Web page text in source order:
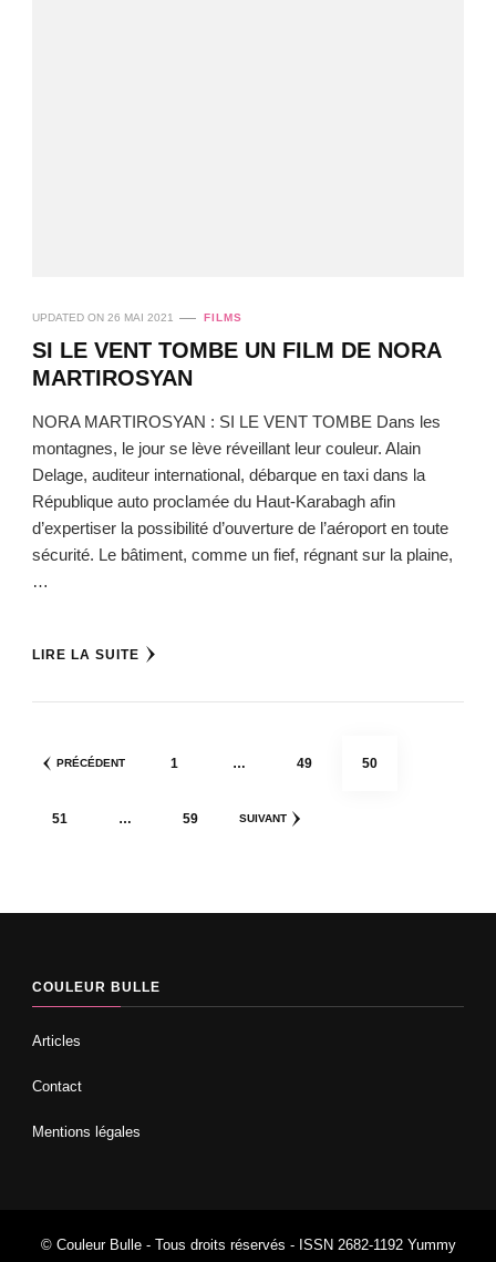
UPDATED ON 26 MAI 2021 FILMS
SI LE VENT TOMBE UN FILM DE NORA
MARTIROSYAN
NORA MARTIROSYAN : SI LE VENT TOMBE Dans les
montagnes, le jour se lève réveillant leur couleur. Alain
Delage, auditeur international, débarque en taxi dans la
République auto proclamée du Haut-Karabagh afin
d’expertiser la possibilité d’ouverture de l’aéroport en toute
sécurité. Le bâtiment, comme un fief, régnant sur la plaine,
…
LIRE LA SUITE
Pagination
publications
PRÉCÉDENT PAGE
1 … PAGE
49 PAGE
50
PAGE
51 … PAGE
59 SUIVANT
COULEUR BULLE
Articles
Contact
Mentions légales
© Couleur Bulle - Tous droits réservés - ISSN 2682-1192Yummy